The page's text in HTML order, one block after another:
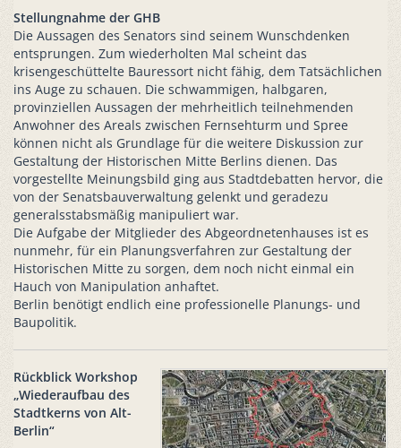
Stellungnahme der GHB
Die Aussagen des Senators sind seinem Wunschdenken
entsprungen. Zum wiederholten Mal scheint das
krisengeschüttelte Bauressort nicht fähig, dem Tatsächlichen
ins Auge zu schauen. Die schwammigen, halbgaren,
provinziellen Aussagen der mehrheitlich teilnehmenden
Anwohner des Areals zwischen Fernsehturm und Spree
können nicht als Grundlage für die weitere Diskussion zur
Gestaltung der Historischen Mitte Berlins dienen. Das
vorgestellte Meinungsbild ging aus Stadtdebatten hervor, die
von der Senatsbauverwaltung gelenkt und geradezu
generalsstabsmäßig manipuliert war.
Die Aufgabe der Mitglieder des Abgeordnetenhauses ist es
nunmehr, für ein Planungsverfahren zur Gestaltung der
Historischen Mitte zu sorgen, dem noch nicht einmal ein
Hauch von Manipulation anhaftet.
Berlin benötigt endlich eine professionelle Planungs- und
Baupolitik.
Rückblick Workshop
„Wiederaufbau des
Stadtkerns von Alt-
Berlin“